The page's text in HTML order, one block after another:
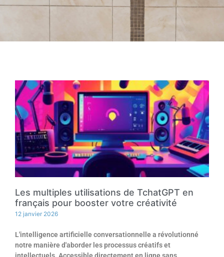
Les multiples utilisations de TchatGPT en
français pour booster votre créativité
12 janvier 2026
L'intelligence artificielle conversationnelle a révolutionné
notre manière d'aborder les processus créatifs et